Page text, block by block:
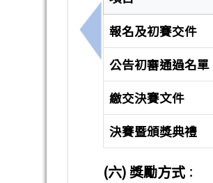
上一筆：教育部辦理
報名及初賽交件
公告初審通過名單
繳交決賽文件
決賽暨頒獎典禮
(六) 獎勵方式 ：